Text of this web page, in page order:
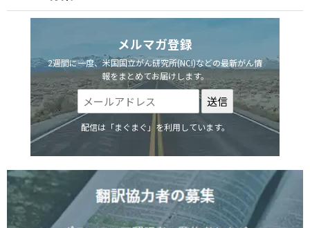
メルマガ登録
2週間に一度、米国国立がん研究所(NCI)などの最新がん情
報をまとめてお届けします。
配信は「まぐまぐ」を利用しています。